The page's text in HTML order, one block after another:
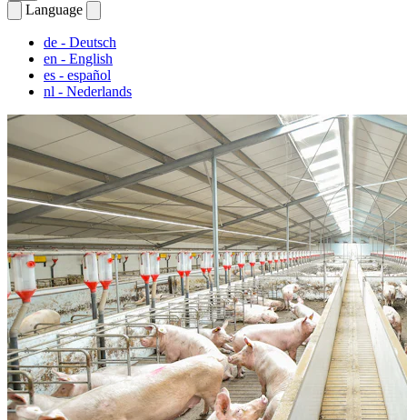
Language
de - Deutsch
en - English
es - español
nl - Nederlands